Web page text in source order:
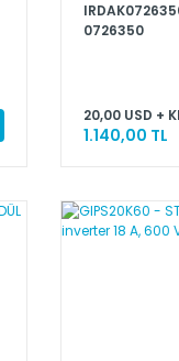
0726350
20,00 USD +
1.140,00 TL